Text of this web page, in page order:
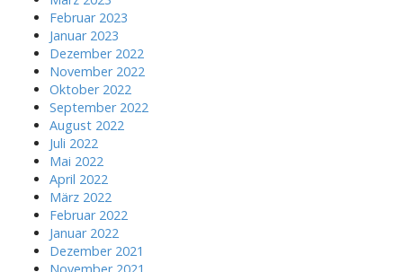
Februar 2023
Januar 2023
Dezember 2022
November 2022
Oktober 2022
September 2022
August 2022
Juli 2022
Mai 2022
April 2022
März 2022
Februar 2022
Januar 2022
Dezember 2021